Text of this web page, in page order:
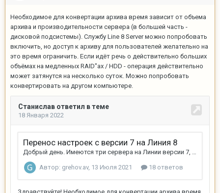
Необходимое для конвертации архива время зависит от объема
архива и производительности сервера (в большей часть -
дисковой подсистемы). Службу Line 8 Server можно попробовать
включить, но доступ к архиву для пользователей желательно на
это время ограничить. Если идёт речь о действительно больших
объёмах на медленных RAID"ах / HDD - операция действительно
может затянутся на несколько суток. Можно попробовать
конвертировать на другом компьютере.